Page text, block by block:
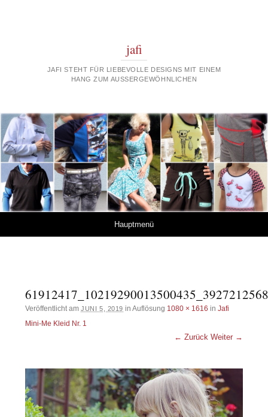
jafi
JAFI STEHT FÜR LIEBEVOLLE DESIGNS MIT EINEM
HANG ZUM AUSSERGEWÖHNLICHEN
Hauptmenü
Veröffentlicht amJUNI 5, 2019 in Auflösung 1080 × 1616 in Jafi
Mini-Me Kleid Nr. 1
← Zurück Weiter →